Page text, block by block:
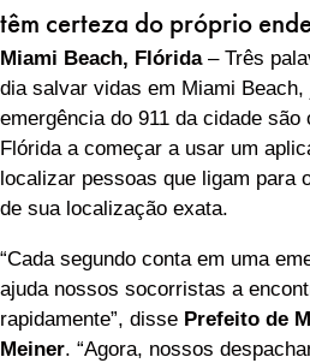
têm certeza do próprio
Miami Beach, Flórida – Três
dia salvar vidas em Miami
emergência do 911 da cidade
Flórida a começar a usar um
localizar pessoas que ligam para
de sua localização exata.
“Cada segundo conta em uma
ajuda nossos socorristas a
rapidamente”, disse Prefeito de
Meiner. “Agora, nossos